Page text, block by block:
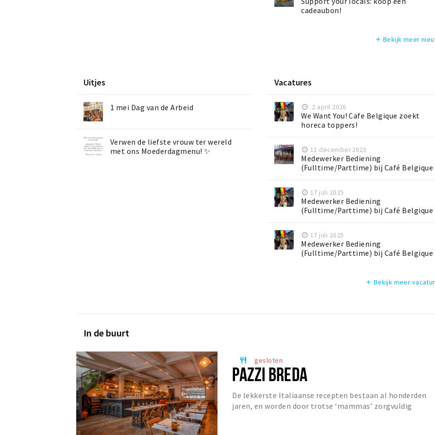
cadeaubon!
add Bekijk meer
Uitjes
1 mei Dag van de Arbeid
Verwen de liefste vrouw ter wereld
met ons Moederdagmenu! ✨
Vacatures
2 april 2026
We Want You! Cafe Belgique zoekt
horeca toppers!
11 december 2025
Medewerker Bediening
(Fulltime/Parttime) bij Café Belgique
17 juli 2025
Medewerker Bediening
(Fulltime/Parttime) bij Café Belgique
17 juli 2025
Medewerker Bediening
(Fulltime/Parttime) bij Café Belgique
add Bekijk meer
In de buurt
restaurant gesloten
PAZZI BREDA
De lekkerste Italiaanse recepten bestaan al honderden
jaren, en worden door trotse ‘mammas’ zorgvuldig